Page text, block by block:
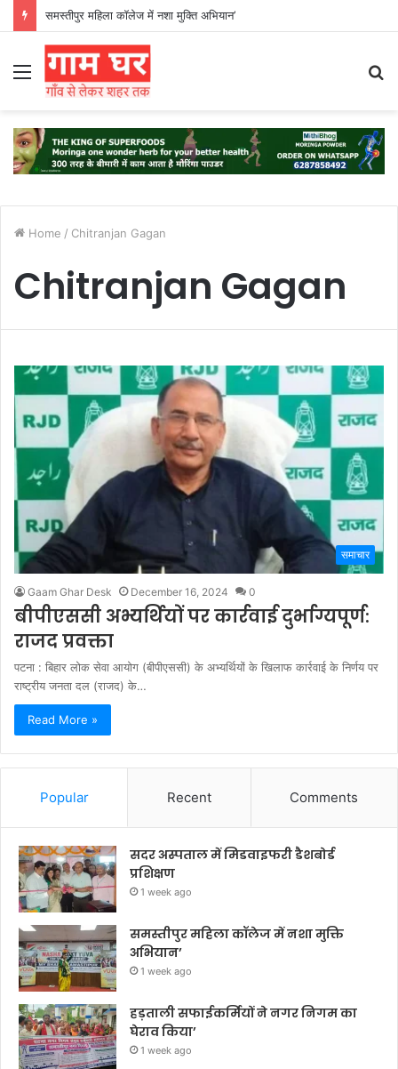
समस्तीपुर महिला कॉलेज में नशा मुक्ति अभियान’
Menu
Home / Chitranjan Gagan
Chitranjan Gagan
समाचार
Gaam Ghar Desk December 16, 2024 0
बीपीएससी अभ्यर्थियों पर कार्रवाई दुर्भाग्यपूर्ण:
राजद प्रवक्ता
पटना : बिहार लोक सेवा आयोग (बीपीएससी) के अभ्यर्थियों के खिलाफ कार्रवाई के निर्णय पर
राष्ट्रीय जनता दल (राजद) के…
Read More »
Popular Recent Comments
सदर अस्पताल में मिडवाइफरी डैशबोर्ड
प्रशिक्षण
1 week ago
समस्तीपुर महिला कॉलेज में नशा मुक्ति
अभियान’
1 week ago
हड़ताली सफाईकर्मियों ने नगर निगम का
घेराव किया’
1 week ago